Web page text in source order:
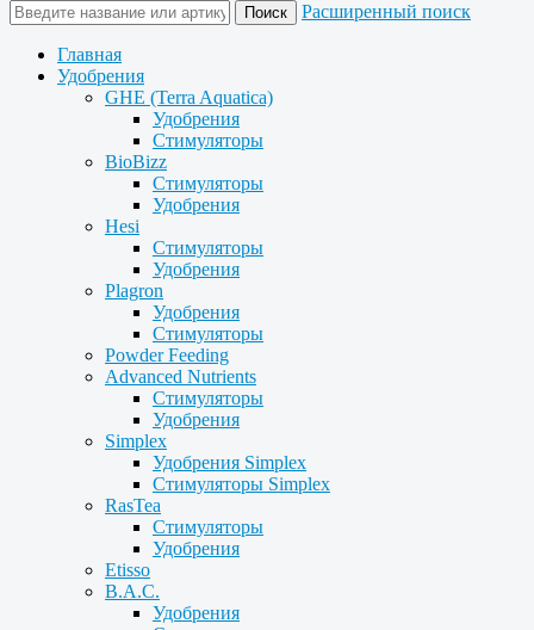
Расширенный поиск
Главная
Удобрения
GHE (Terra Aquatica)
Удобрения
Стимуляторы
BioBizz
Стимуляторы
Удобрения
Hesi
Стимуляторы
Удобрения
Plagron
Удобрения
Стимуляторы
Powder Feeding
Advanced Nutrients
Стимуляторы
Удобрения
Simplex
Удобрения Simplex
Стимуляторы Simplex
RasTea
Стимуляторы
Удобрения
Etisso
B.A.C.
Удобрения